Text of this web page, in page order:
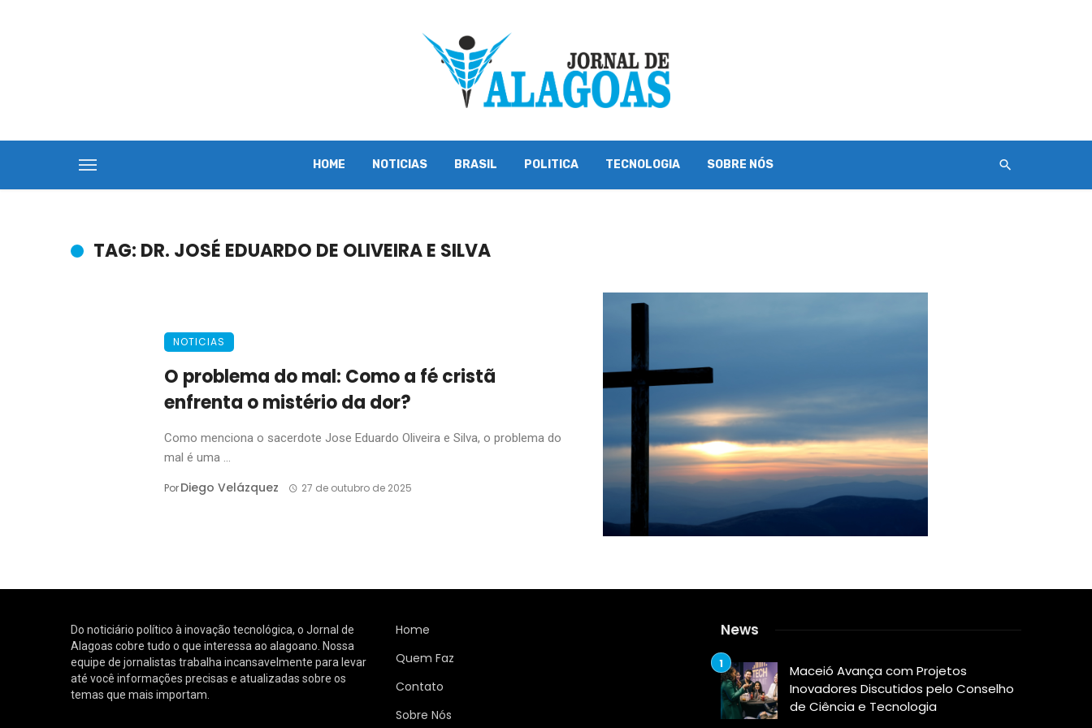
HOME NOTICIAS BRASIL POLITICA TECNOLOGIA SOBRE NÓS
TAG: DR. JOSÉ EDUARDO DE OLIVEIRA E SILVA
NOTICIAS
O problema do mal: Como a fé cristã
enfrenta o mistério da dor?
Como menciona o sacerdote Jose Eduardo Oliveira e Silva, o problema do
mal é uma ...
PorDiego Velázquez 27 de outubro de 2025
Do noticiário político à inovação tecnológica, o Jornal de
Alagoas cobre tudo o que interessa ao alagoano. Nossa
equipe de jornalistas trabalha incansavelmente para levar
até você informações precisas e atualizadas sobre os
temas que mais importam.
Home
Quem Faz
Contato
Sobre Nós
News
Maceió Avança com Projetos
Inovadores Discutidos pelo Conselho
de Ciência e Tecnologia